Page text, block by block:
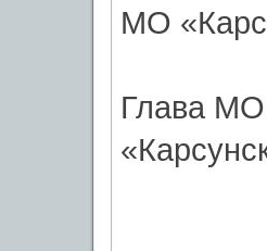
МО
Глава МО